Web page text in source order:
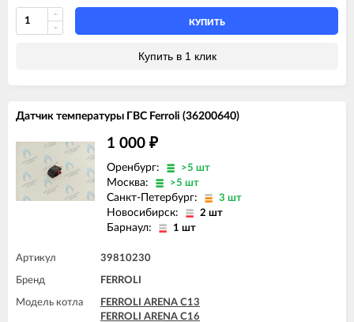
FERROLI DIVA F24
FERROLI DIVA F32
FERROLI DIVA F37
FERROLI DIVA HC24
FERROLI DIVAtech C24 D
FERROLI DIVAtech C32 D
FERROLI DIVAtech F24 D
FERROLI DIVAtech F32 D
КУПИТЬ
Купить в 1 клик
Датчик температуры ГВС Ferroli (36200640)
1 000 ₽
Оренбург: >5 шт
Москва: >5 шт
Санкт-Петербург: 3 шт
Новосибирск: 2 шт
Барнаул: 1 шт
Артикул 39810230
Бренд FERROLI
Модель котла
FERROLI ARENA C13
FERROLI ARENA C16